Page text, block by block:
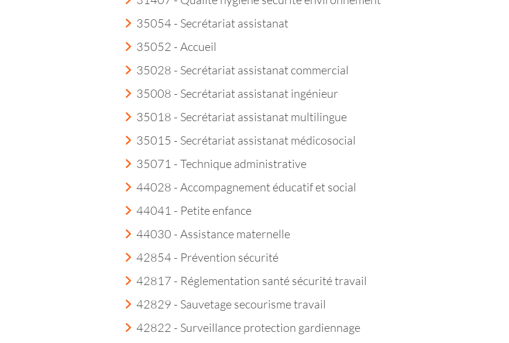
35054 - Secrétariat assistanat
35052 - Accueil
35028 - Secrétariat assistanat commercial
35008 - Secrétariat assistanat ingénieur
35018 - Secrétariat assistanat multilingue
35015 - Secrétariat assistanat médicosocial
35071 - Technique administrative
44028 - Accompagnement éducatif et social
44041 - Petite enfance
44030 - Assistance maternelle
42854 - Prévention sécurité
42817 - Réglementation santé sécurité travail
42829 - Sauvetage secourisme travail
42822 - Surveillance protection gardiennage